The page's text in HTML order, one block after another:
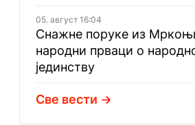
05. август 16:04
Снажне поруке из
народни прваци о
јединству
Све вести